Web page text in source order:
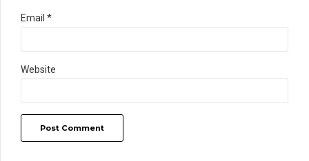
Email *
Website
Post Comment